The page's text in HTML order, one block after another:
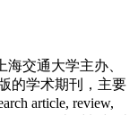
海交通大学主办、
的学术期刊，主要
article, review,